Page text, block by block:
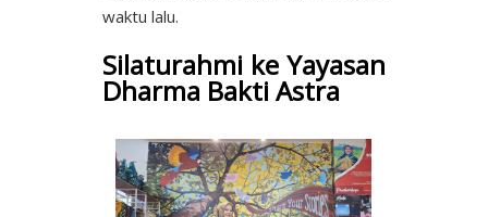
waktu lalu.
Silaturahmi ke Yayasan
Dharma Bakti Astra